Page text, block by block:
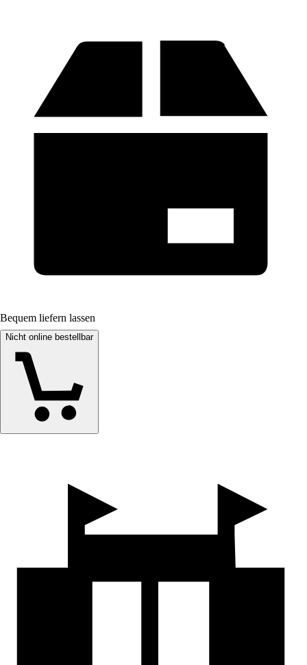
Bequem liefern lassen
Nicht online bestellbar